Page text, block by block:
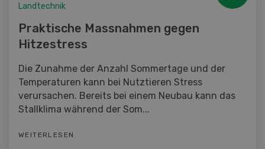
Landtechnik
Praktische Massnahmen gegen
Hitzestress
Die Zunahme der Anzahl Sommertage und der
Temperaturen kann bei Nutztieren Stress
verursachen. Bereits bei einem Neubau kann das
Stallklima während der Som...
WEITERLESEN